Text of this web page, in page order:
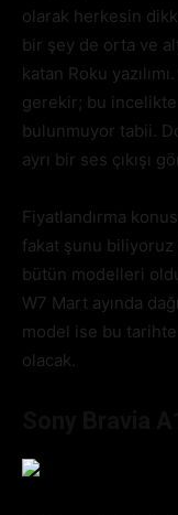
olarak herkesin
bir şey de orta ve
katan Roku
gerekir; bu
bulunmuyor tabii.
ayrı bir ses çıkışı
Fiyatlandırma
fakat şunu biliyoruz
bütün modelleri
W7 Mart ayında
model ise bu
olacak.